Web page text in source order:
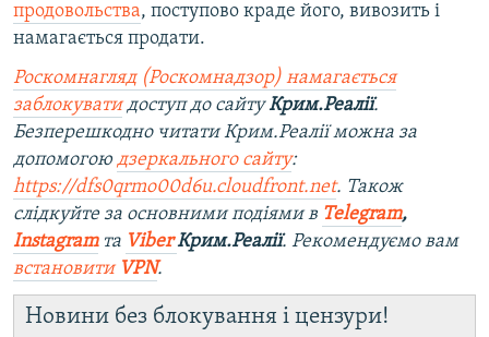
продовольства, поступово краде його, вивозить і
намагається продати.
Роскомнагляд (Роскомнадзор) намагається
заблокуватидоступ до сайтуКрим.Реалії.
Безперешкодно читати Крим.Реалії можна за
допомогою дзеркального сайту:
https://dfs0qrmo00d6u.cloudfront.net. Також
слідкуйте за основними подіями в Telegram,
Instagramта ViberКрим.Реалії. Рекомендуємо вам
встановити VPN.
Новини без блокування і цензури!